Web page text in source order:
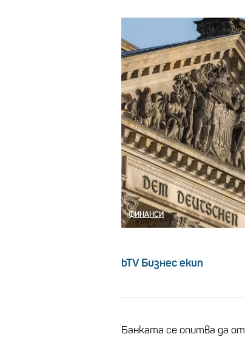
ФИНАНСИ
bTV Бизнес екип
Банката се опитва да